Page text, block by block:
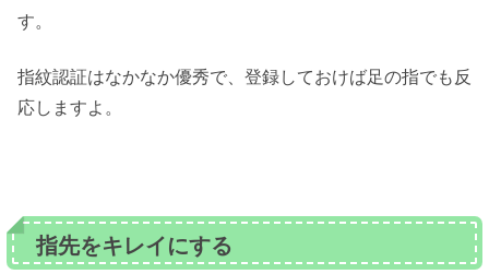
す。
指紋認証はなかなか優秀で、登録しておけば足の指でも反
応しますよ。
指先をキレイにする